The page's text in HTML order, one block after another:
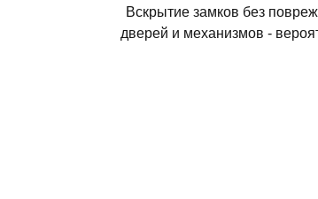
Вскрытие замков без
дверей и механизмов -